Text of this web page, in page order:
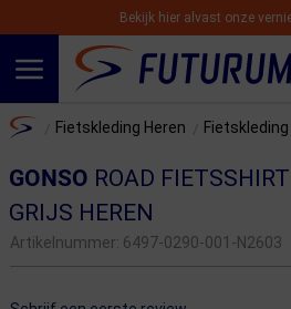
Bekijk hier alvast onze
Home Fietskleding Heren Fietskleding
GONSO ROAD
GRIJS HEREN
Artikelnummer: 6497-0290-001-N2603